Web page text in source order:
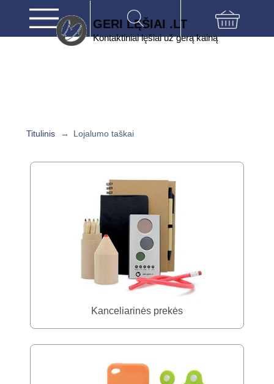
GERI LĘŠIAI .LT
Kontaktiniai lęšiai už gerą kainą
Titulinis → Lojalumo taškai
Kanceliarinės prekės